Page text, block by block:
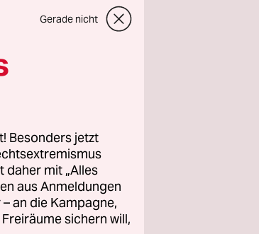
Gerade nicht
Besonders jetzt
daher mit „Alles
aus Anmeldungen
an die Kampagne,
sichern will,